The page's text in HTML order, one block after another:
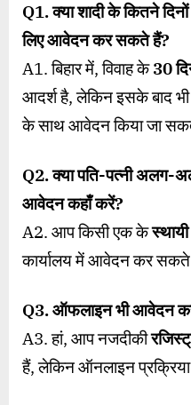
Q1.क्या शादी के कितने
लिए आवेदन कर सकते हैं?
A1. बिहार में, विवाह के30
आदर्श है, लेकिन इसके बाद
के साथ आवेदन किया जा
Q2.क्या पति-पत्नी अलग-
आवेदन कहाँ करें?
A2. आप किसी एक के
कार्यालय में आवेदन कर
Q3.ऑफलाइन भी आवेदन
A3. हां, आप नजदीकी
हैं, लेकिन ऑनलाइन